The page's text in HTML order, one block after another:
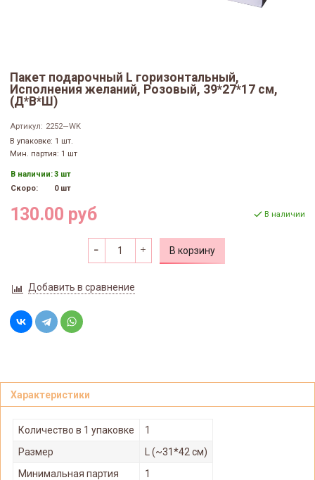
Пакет подарочный L горизонтальный,
Исполнения желаний, Розовый, 39*27*17 см,
(Д*В*Ш)
Артикул: 2252—WK
В упаковке: 1 шт.
Мин. партия: 1 шт
В наличии:3 шт
Скоро:
0 шт
130.00 руб В наличии
В корзину
Добавить в сравнение
Характеристики
Количество в 1 упаковке
1
Размер
L (~31*42 см)
Минимальная партия
1